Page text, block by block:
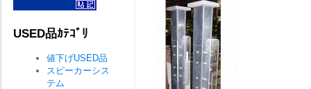
USED品ｶﾃｺﾞﾘ
値下げUSED品
スピーカーシス
テム